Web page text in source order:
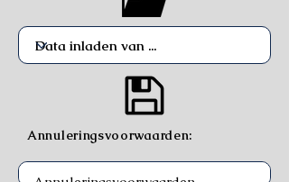
Annuleringsvoorwaarden: